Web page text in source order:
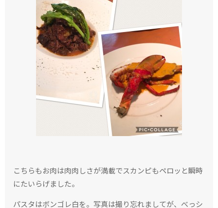
こちらもお肉は肉肉しさが満載でスカンピもペロッと瞬時
にたいらげました。
パスタはボンゴレ白を。写真は撮り忘れましてが、べっシ